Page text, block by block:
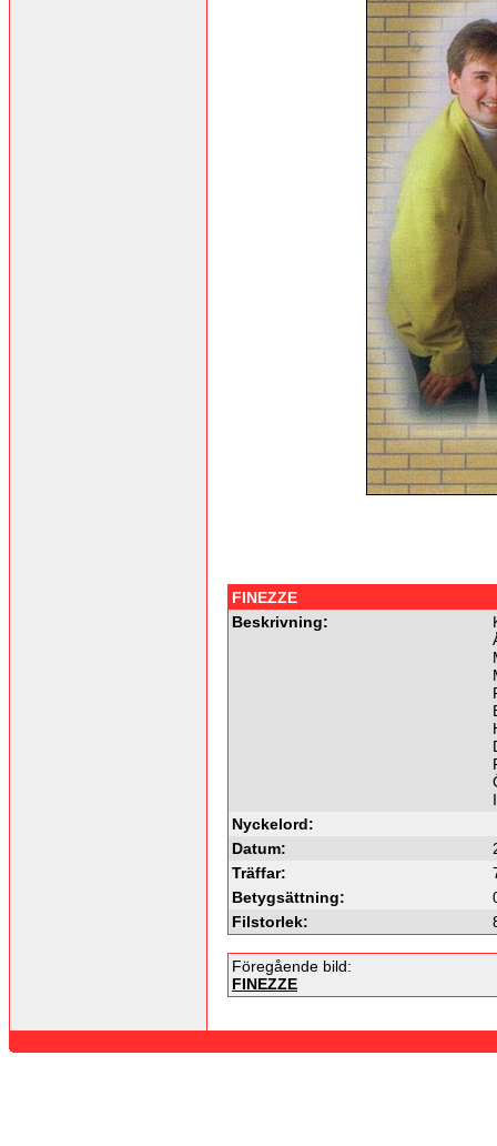
FINEZZE
Beskrivning:
Nyckelord:
Datum:
Träffar:
Betygsättning:
Filstorlek:
Föregående bild:
FINEZZE